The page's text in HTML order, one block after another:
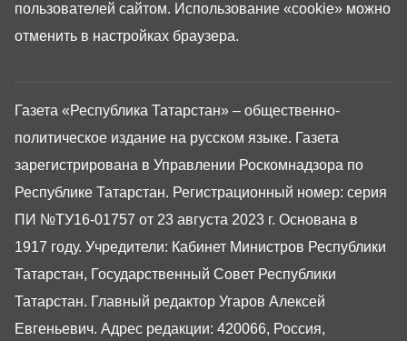
Газета «Республика Татарстан» – общественно-
политическое издание на русском языке. Газета
зарегистрирована в Управлении Роскомнадзора по
Республике Татарстан. Регистрационный номер: серия
ПИ №ТУ16-01757 от 23 августа 2023 г. Основана в
1917 году. Учредители: Кабинет Министров Республики
Татарстан, Государственный Совет Республики
Татарстан. Главный редактор Угаров Алексей
Евгеньевич. Адрес редакции: 420066, Россия,
пользователей сайтом. Использование «cookie» можно
отменить в настройках браузера.